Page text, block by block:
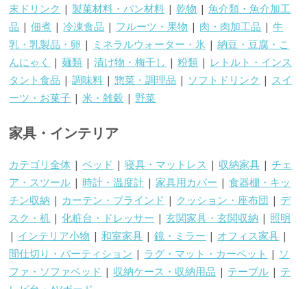
末ドリンク |製菓材料・パン材料 |乾物 |魚介類・魚介加工
品 |佃煮 |冷凍食品 | フルーツ・果物 | 肉・肉加工品 |牛
乳・乳製品・卵 | ミネラルウォーター・氷 |納豆・豆腐・こ
んにゃく |麺類 |漬け物・梅干し |粉類 | レトルト・インス
タント食品 |調味料 |惣菜・調理品 | ソフトドリンク | スイ
ーツ・お菓子 |米・雑穀 | 野菜
家具・インテリア
カテゴリ全体 |ベッド |寝具・マットレス | 収納家具 |チェ
ア・スツール | 時計・温度計 |家具用カバー |食器棚・キッ
チン収納 | カーテン・ブラインド | クッション・座布団 | デ
スク・机 |化粧台・ドレッサー |玄関家具・玄関収納 | 照明
| インテリア小物 |和室家具 |鏡・ミラー | オフィス家具 |
間仕切り・パーティション | ラグ・マット・カーペット | ソ
ファ・ソファベッド | 収納ケース・収納用品 | テーブル | テ